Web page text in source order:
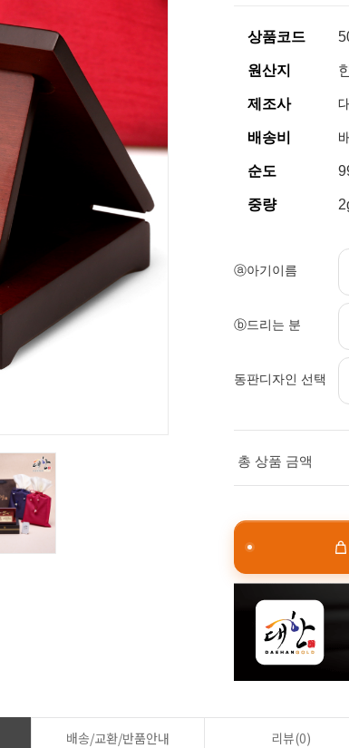
상품코드
원산지
제조사
배송비
순도
중량
ⓐ아기이름
ⓑ드리는 분
동판디자인 선택
총 상품 금액
배송/교환/반품안내 리뷰(0)